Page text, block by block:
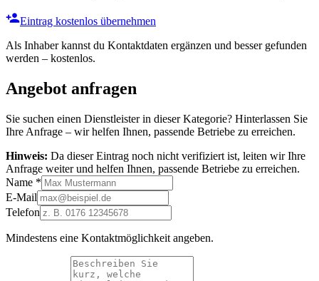
Eintrag kostenlos übernehmen
Als Inhaber kannst du Kontaktdaten ergänzen und besser gefunden
werden – kostenlos.
Angebot anfragen
Sie suchen einen Dienstleister in dieser Kategorie? Hinterlassen Sie
Ihre Anfrage – wir helfen Ihnen, passende Betriebe zu erreichen.
Hinweis: Da dieser Eintrag noch nicht verifiziert ist, leiten wir Ihre
Anfrage weiter und helfen Ihnen, passende Betriebe zu erreichen.
Name *
E-Mail
Telefon
Mindestens eine Kontaktmöglichkeit angeben.